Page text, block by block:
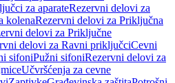
za aparateRezervni delovi za
kolenaRezervni delovi za Priključna
delovi za Priključne
delovi za Ravni priključciCevni
sifoniPužni sifoniRezervni delovi za
Učvršćenja za cevne